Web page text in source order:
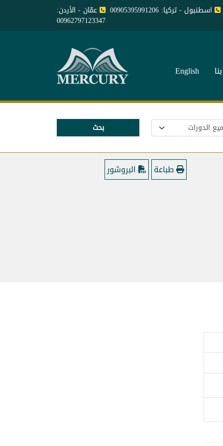
اسطنبول - تركيا: 00905395991206 عمّان - الأردن:
00962797123347
English
بحث
طباعة البروشور